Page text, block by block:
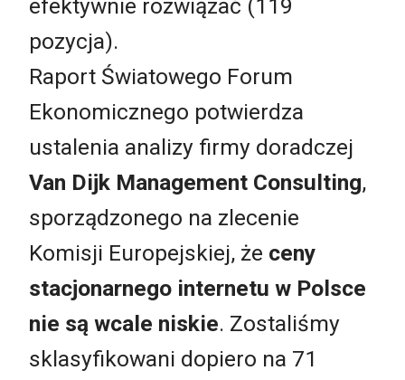
efektywnie rozwiązać (119
pozycja).
Raport Światowego Forum
Ekonomicznego potwierdza
ustalenia analizy firmy doradczej
Van Dijk Management Consulting,
sporządzonego na zlecenie
Komisji Europejskiej, że ceny
stacjonarnego internetu w Polsce
nie są wcale niskie. Zostaliśmy
sklasyfikowani dopiero na 71